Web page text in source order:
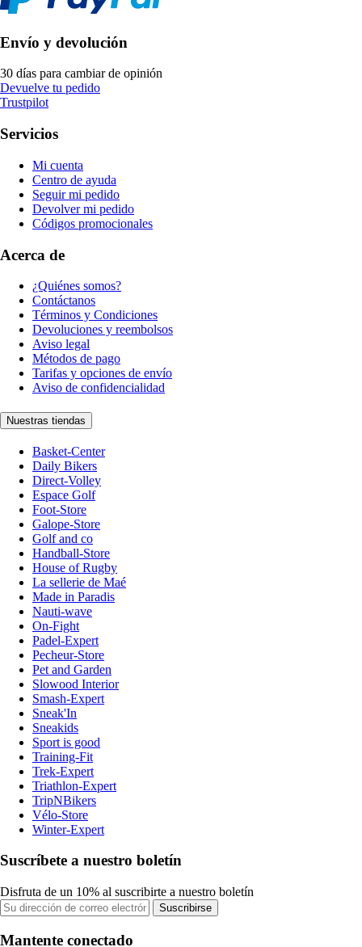
Envío y devolución
30 días para cambiar de opinión
Devuelve tu pedido
Trustpilot
Servicios
Mi cuenta
Centro de ayuda
Seguir mi pedido
Devolver mi pedido
Códigos promocionales
Acerca de
¿Quiénes somos?
Contáctanos
Términos y Condiciones
Devoluciones y reembolsos
Aviso legal
Métodos de pago
Tarifas y opciones de envío
Aviso de confidencialidad
Nuestras tiendas
Basket-Center
Daily Bikers
Direct-Volley
Espace Golf
Foot-Store
Galope-Store
Golf and co
Handball-Store
House of Rugby
La sellerie de Maé
Made in Paradis
Nauti-wave
On-Fight
Padel-Expert
Pecheur-Store
Pet and Garden
Slowood Interior
Smash-Expert
Sneak'In
Sneakids
Sport is good
Training-Fit
Trek-Expert
Triathlon-Expert
TripNBikers
Vélo-Store
Winter-Expert
Suscríbete a nuestro boletín
Disfruta de un 10% al suscribirte a nuestro boletín
Suscribirse
Mantente conectado